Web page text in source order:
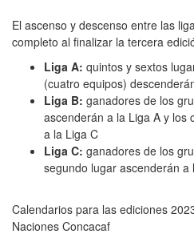
El ascenso y descenso entre las
completo al finalizar la tercera
Liga A: quintos y sextos
(cuatro equipos)
Liga B: ganadores de los
ascenderán a la Liga A y los
a la Liga C
Liga C: ganadores de los
segundo lugar ascenderán a
Calendarios para las ediciones
Naciones Concacaf